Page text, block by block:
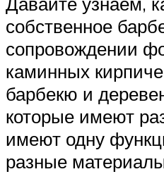
собственное
сопровождении
каминных
барбекю и
которые имеют
имеют одну
разные